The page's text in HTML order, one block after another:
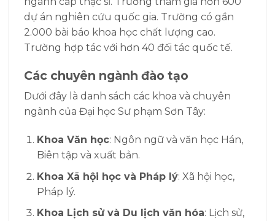
dự án nghiên cứu quốc gia. Trường có gần
2.000 bài báo khoa học chất lượng cao.
Trường hợp tác với hơn 40 đối tác quốc tế.
Các chuyên ngành đào tạo
Dưới đây là danh sách các khoa và chuyên
ngành của Đại học Sư phạm Sơn Tây:
Khoa Văn học: Ngôn ngữ và văn học Hán,
Biên tập và xuất bản.
Khoa Xã hội học và Pháp lý: Xã hội học,
Pháp lý.
Khoa Lịch sử và Du lịch văn hóa: Lịch sử,